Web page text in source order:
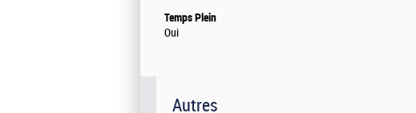
Temps Plein
Oui
Autres